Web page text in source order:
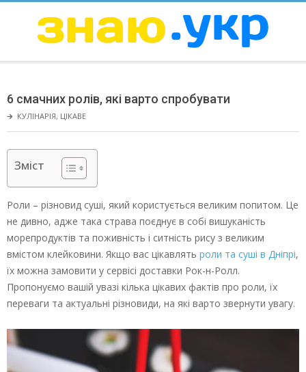
ЗНАЮ
Menu
6 смачних ролів, які варто спробувати
🡲 КУЛІНАРІЯ, ЦІКАВЕ
Зміст
Роли – різновид суші, який користується великим попитом. Це
не дивно, адже така страва поєднує в собі вишуканість
морепродуктів та поживність і ситність рису з великим
вмістом клейковини. Якщо вас цікавлять роли та суші в Дніпрі,
їх можна замовити у сервісі доставки Рок-н-Ролл.
Пропонуємо вашій увазі кілька цікавих фактів про роли, їх
переваги та актуальні різновиди, на які варто звернути увагу.